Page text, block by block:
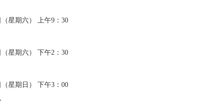
星期六） 上午9：30
星期六） 下午2：30
星期日） 下午3：00